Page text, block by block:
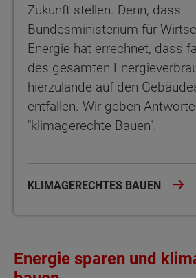
Zukunft stellen. Denn, dass
Bundesministerium für
Energie hat errechnet, dass
des gesamten
hierzulande auf den
entfallen. Wir geben
"klimagerechte Bauen".
KLIMAGERECHTES BAUEN
Energie sparen und